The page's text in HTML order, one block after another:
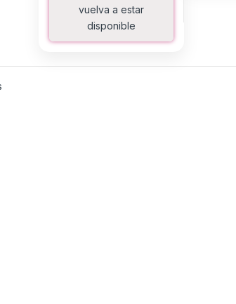
vuelva a estar
disponible
Ordenado por los últimos